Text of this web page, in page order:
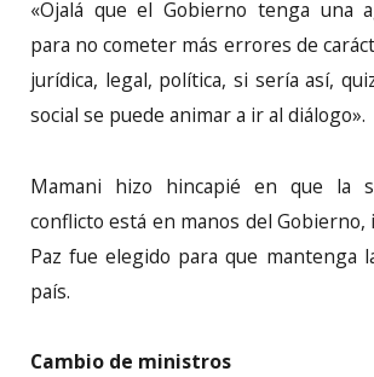
«Ojalá que el Gobierno tenga una
para no cometer más errores de
jurídica, legal, política, si sería así,
social se puede animar a ir al diálogo».
Mamani hizo hincapié en que la
conflicto está en manos del Gobierno,
Paz fue elegido para que mantenga
país.
Cambio de ministros